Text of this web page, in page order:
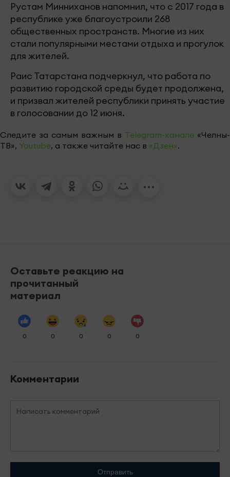
Рустам Минниханов напомнил, что с 2017 года в
республике уже благоустроили 268
общественных пространств. Многие из них
стали популярными местами отдыха и прогулок
для жителей.
Раис Татарстана подчеркнул, что работа по
развитию городской среды будет продолжена,
и призвал жителей республики принять участие
в голосовании до 12 июня.
Следите за самым важным в Telegram-канале «Челны-
ТВ», Youtube, а также читайте нас в «Дзен».
Оставьте реакцию на
прочитанный
материал
0 0 0 0 0
Комментарии
Отправить